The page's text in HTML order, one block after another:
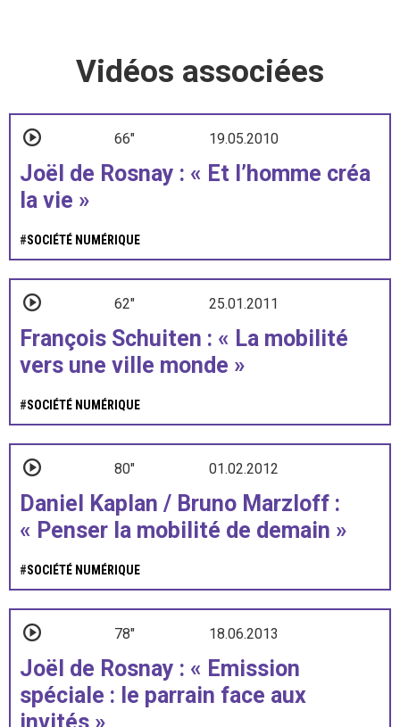
Vidéos associées
66" 19.05.2010
Joël de Rosnay : « Et l’homme créa
la vie »
#SOCIÉTÉ NUMÉRIQUE
62" 25.01.2011
François Schuiten : « La mobilité
vers une ville monde »
#SOCIÉTÉ NUMÉRIQUE
80" 01.02.2012
Daniel Kaplan / Bruno Marzloff :
« Penser la mobilité de demain »
#SOCIÉTÉ NUMÉRIQUE
78" 18.06.2013
Joël de Rosnay : « Emission
spéciale : le parrain face aux